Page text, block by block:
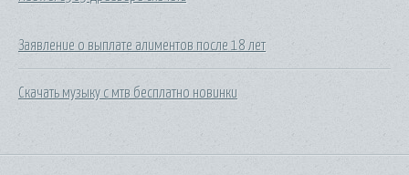
Заявление о выплате алиментов после 18 лет
Скачать музыку с мтв бесплатно новинки